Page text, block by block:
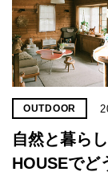
OUTDOOR
自然と暮ら
HOUSEでど